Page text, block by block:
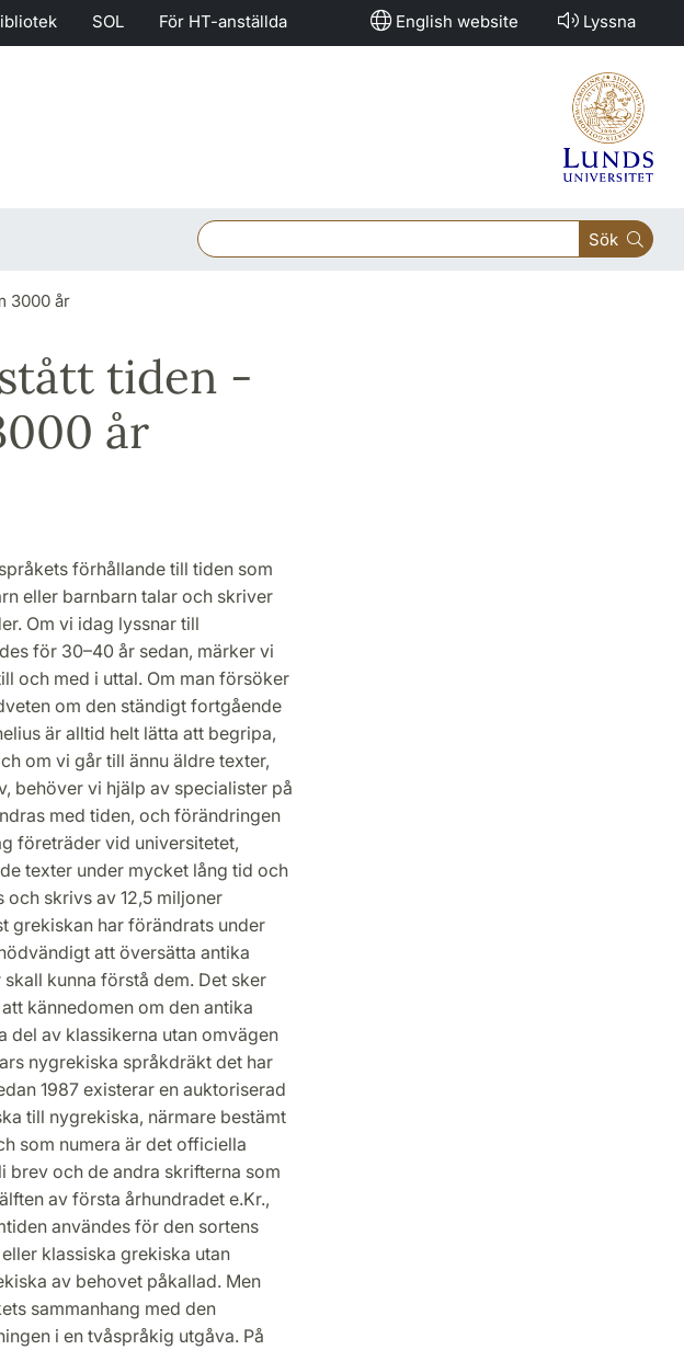
SOL För HT-anställda English website Lyssna
Sök
3000 år
tiden -
år
förhållande till tiden som
eller barnbarn talar och skriver
Om vi idag lyssnar till
för 30–40 år sedan, märker vi
och med i uttal. Om man försöker
om den ständigt fortgående
är alltid helt lätta att begripa,
om vi går till ännu äldre texter,
behöver vi hjälp av specialister på
med tiden, och förändringen
företräder vid universitetet,
texter under mycket lång tid och
skrivs av 12,5 miljoner
grekiskan har förändrats under
att översätta antika
kunna förstå dem. Det sker
kännedomen om den antika
del av klassikerna utan omvägen
nygrekiska språkdräkt det har
1987 existerar en auktoriserad
till nygrekiska, närmare bestämt
som numera är det officiella
brev och de andra skrifterna som
av första århundradet e.Kr.,
användes för den sortens
klassiska grekiska utan
av behovet påkallad. Men
sammanhang med den
i en tvåspråkig utgåva. På